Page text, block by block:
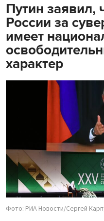
Путин заявил,
России за
имеет
характер
Фото: РИА Новости/Сергей